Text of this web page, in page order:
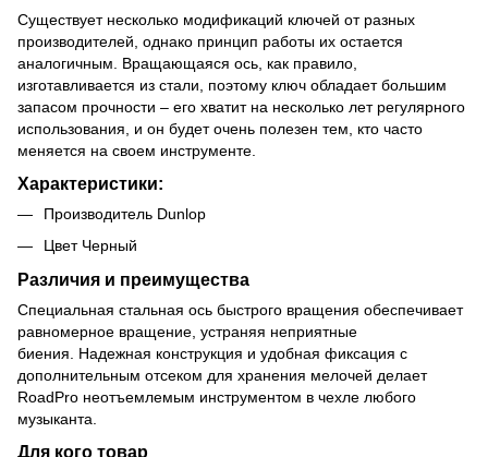
Существует несколько модификаций ключей от разных
производителей, однако принцип работы их остается
аналогичным. Вращающаяся ось, как правило,
изготавливается из стали, поэтому ключ обладает большим
запасом прочности – его хватит на несколько лет регулярного
использования, и он будет очень полезен тем, кто часто
меняется на своем инструменте.
Характеристики:
Производитель Dunlop
Цвет Черный
Различия и преимущества
Специальная стальная ось быстрого вращения обеспечивает
равномерное вращение, устраняя неприятные
биения. Надежная конструкция и удобная фиксация с
дополнительным отсеком для хранения мелочей делает
RoadPro неотъемлемым инструментом в чехле любого
музыканта.
Для кого товар